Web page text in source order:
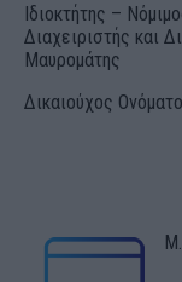
Ιδιοκτήτης –
Διαχειριστής και
Μαυρομάτης
Δικαιούχος